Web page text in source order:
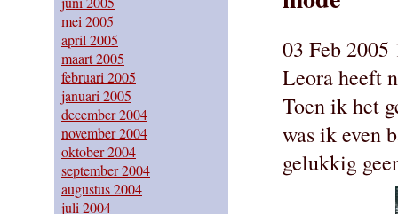
mei 2005
april 2005
maart 2005
februari 2005
januari 2005
december 2004
november 2004
oktober 2004
september 2004
augustus 2004
juli 2004
03 Feb 2005
Leora heeft
Toen ik het
was ik even
gelukkig